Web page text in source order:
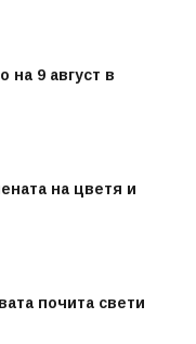
на 9 август в
на цветя и
почита свети